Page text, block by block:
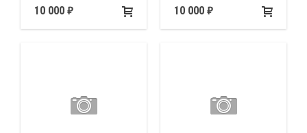
DTC off)
10 000
DTC OFF)
10 000